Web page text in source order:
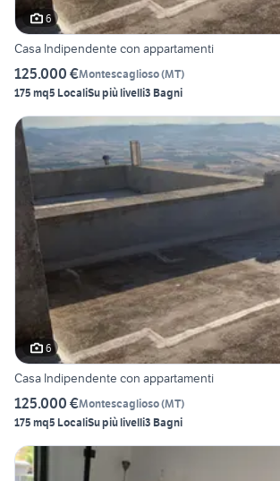
6
Casa Indipendente con appartamenti
125.000 €Montescaglioso(MT)
175 mq5 LocaliSu più livelli3 Bagni
6
Casa Indipendente con appartamenti
125.000 €Montescaglioso(MT)
175 mq5 LocaliSu più livelli3 Bagni